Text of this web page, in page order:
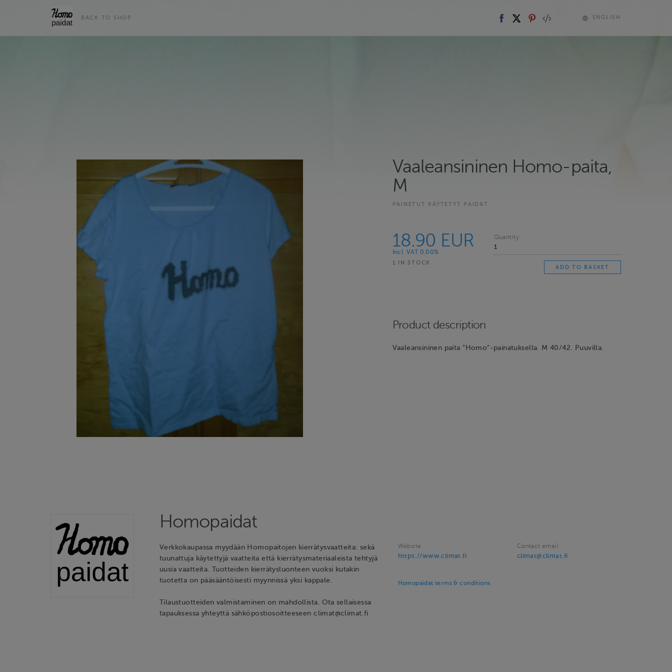
BACK TO SHOP ENGLISH
Vaaleansininen Homo-paita,
M
PAINETUT KÄYTETYT PAIDAT
18.90 EUR
Incl. VAT 0.00%
1 IN STOCK
Quantity
Product description
Vaaleansininen paita ”Homo”-painatuksella. M 40/42. Puuvilla.
Homopaidat
Verkkokaupassa myydään Homopaitojen kierrätysvaatteita: sekä
tuunattuja käytettyjä vaatteita että kierrätysmateriaaleista tehtyjä
uusia vaatteita. Tuotteiden kierrätysluonteen vuoksi kutakin
tuotetta on pääsääntöisesti myynnissä yksi kappale.
Tilaustuotteiden valmistaminen on mahdollista. Ota sellaisessa
tapauksessa yhteyttä sähköpostiosoitteeseen climat@climat.fi
Website
https://www.climat.fi
Contact email
climat@climat.fi
Homopaidat terms & conditions